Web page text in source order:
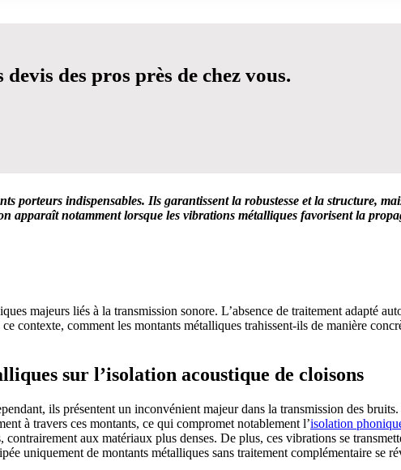
devis des pros près de chez vous.
porteurs indispensables. Ils garantissent la robustesse et la structure,
apparaît notamment lorsque les vibrations métalliques favorisent la
majeurs liés à la transmission sonore. L’absence de traitement adapté
contexte, comment les montants métalliques trahissent-ils de manière
sur l’isolation acoustique de cloisons
ils présentent un inconvénient majeur dans la transmission des
à travers ces montants, ce qui compromet notablement l’isolation
aux matériaux plus denses. De plus, ces vibrations se
uniquement de montants métalliques sans traitement complémentaire se